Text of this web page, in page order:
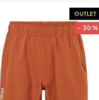
OUTLET
- 30%